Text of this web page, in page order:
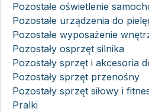
Pozostałe oświetlenie
Pozostałe urządzenia do
Pozostałe wyposażenie
Pozostały osprzęt silnika
Pozostały sprzęt i akcesoria
Pozostały sprzęt przenośny
Pozostały sprzęt siłowy i
Pralki